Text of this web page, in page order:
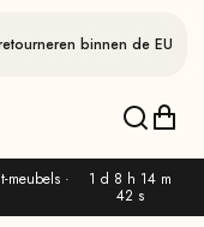
· 1 d 8 h 14 m
41 s
binnen de EU